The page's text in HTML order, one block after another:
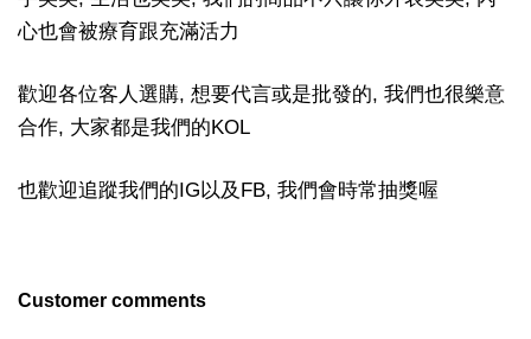
心也會被療育跟充滿活力
歡迎各位客人選購, 想要代言或是批發的, 我們也很樂意
合作, 大家都是我們的KOL
也歡迎追蹤我們的IG以及FB, 我們會時常抽獎喔
Customer comments